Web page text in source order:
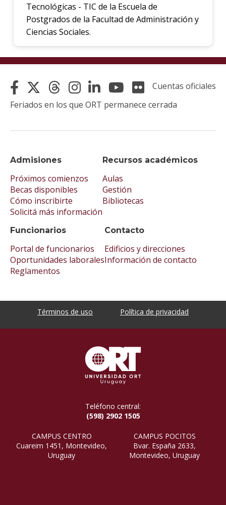
Tecnológicas - TIC de la Escuela de
Postgrados de la Facultad de Administración y
Ciencias Sociales.
Admisiones
Próximos comienzos
Becas disponibles
Cómo inscribirte
Solicitá más información
Recursos académicos
Aulas
Gestión
Bibliotecas
Funcionarios
Portal de funcionarios
Oportunidades laborales
Reglamentos
Contacto
Edificios y direcciones
Información de contacto
Cuentas oficiales
Feriados en los que ORT permanece cerrada
Términos de uso Política de privacidad
Teléfono central:
(598) 2902 1505
CAMPUS CENTRO
Cuareim 1451, Montevideo,
Uruguay
CAMPUS POCITOS
Bvar. España 2633,
Montevideo, Uruguay